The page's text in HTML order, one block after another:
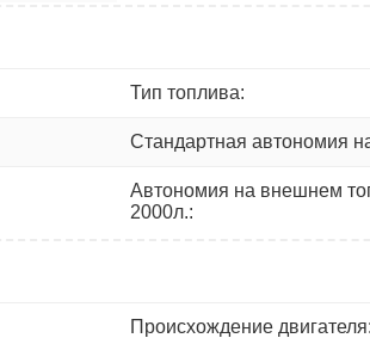
Тип топлива:
Стандартная автономия
Автономия на внешнем
2000л.:
Происхождение двигателя: